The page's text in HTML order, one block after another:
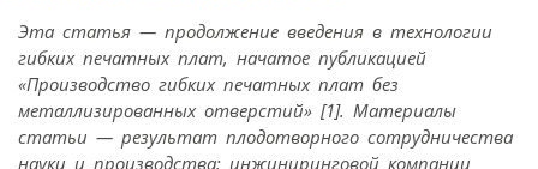
Эта статья — продолжение введения в технологии
гибких печатных плат, начатое публикацией
«Производство гибких печатных плат без
металлизированных отверстий» [1]. Материалы
статьи — результат плодотворного сотрудничества
науки и производства: инжиниринговой компании